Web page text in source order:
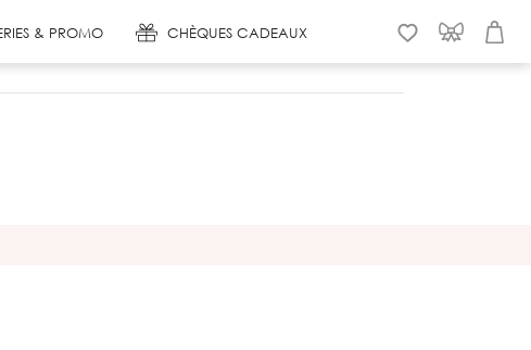
& PROMO CHÈQUES CADEAUX